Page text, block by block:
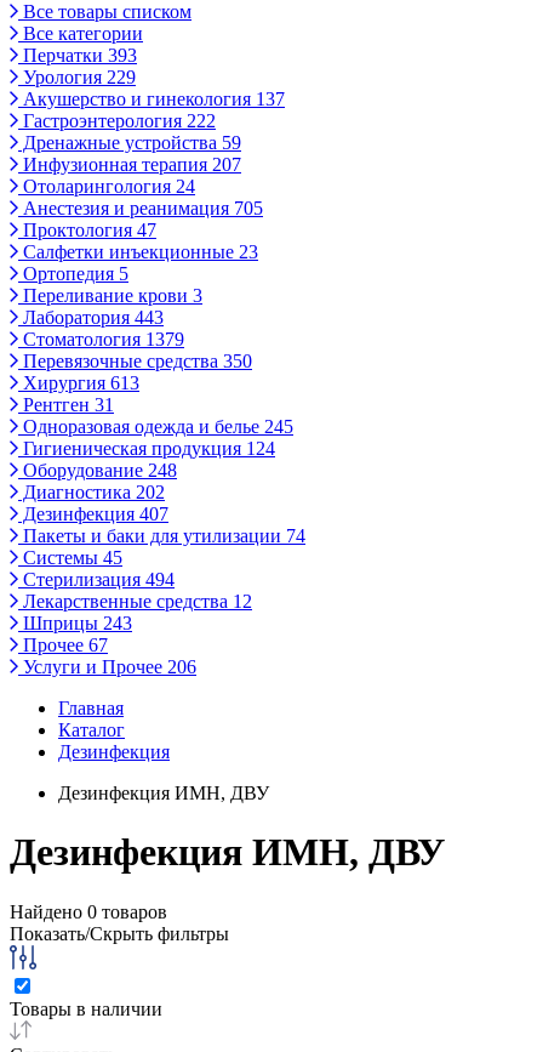
Все товары списком
Все категории
Перчатки 393
Урология 229
Акушерство и гинекология 137
Гастроэнтерология 222
Дренажные устройства 59
Инфузионная терапия 207
Отоларингология 24
Анестезия и реанимация 705
Проктология 47
Салфетки инъекционные 23
Ортопедия 5
Переливание крови 3
Лаборатория 443
Стоматология 1379
Перевязочные средства 350
Хирургия 613
Рентген 31
Одноразовая одежда и белье 245
Гигиеническая продукция 124
Оборудование 248
Диагностика 202
Дезинфекция 407
Пакеты и баки для утилизации 74
Системы 45
Стерилизация 494
Лекарственные средства 12
Шприцы 243
Прочее 67
Услуги и Прочее 206
Главная
Каталог
Дезинфекция
Дезинфекция ИМН, ДВУ
Дезинфекция ИМН, ДВУ
Найдено 0 товаров
Показать/Скрыть фильтры
Товары в наличии